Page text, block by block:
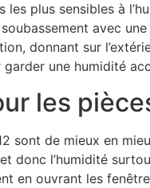
plus sensibles à
avec
donnant sur
une humidité
les
sont de mieux en
l’humidité
en ouvrant les